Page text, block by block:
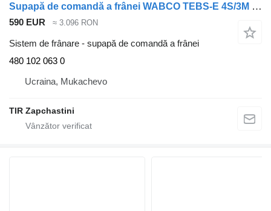
Supapă de comandă a frânei WABCO TEBS-E 4S/3M Premium 480 102 063 0 pentru semiremorcă WABCO
590 EUR ≈ 3.096 RON
Sistem de frânare - supapă de comandă a frânei
480 102 063 0
Ucraina, Mukachevo
TIR Zapchastini